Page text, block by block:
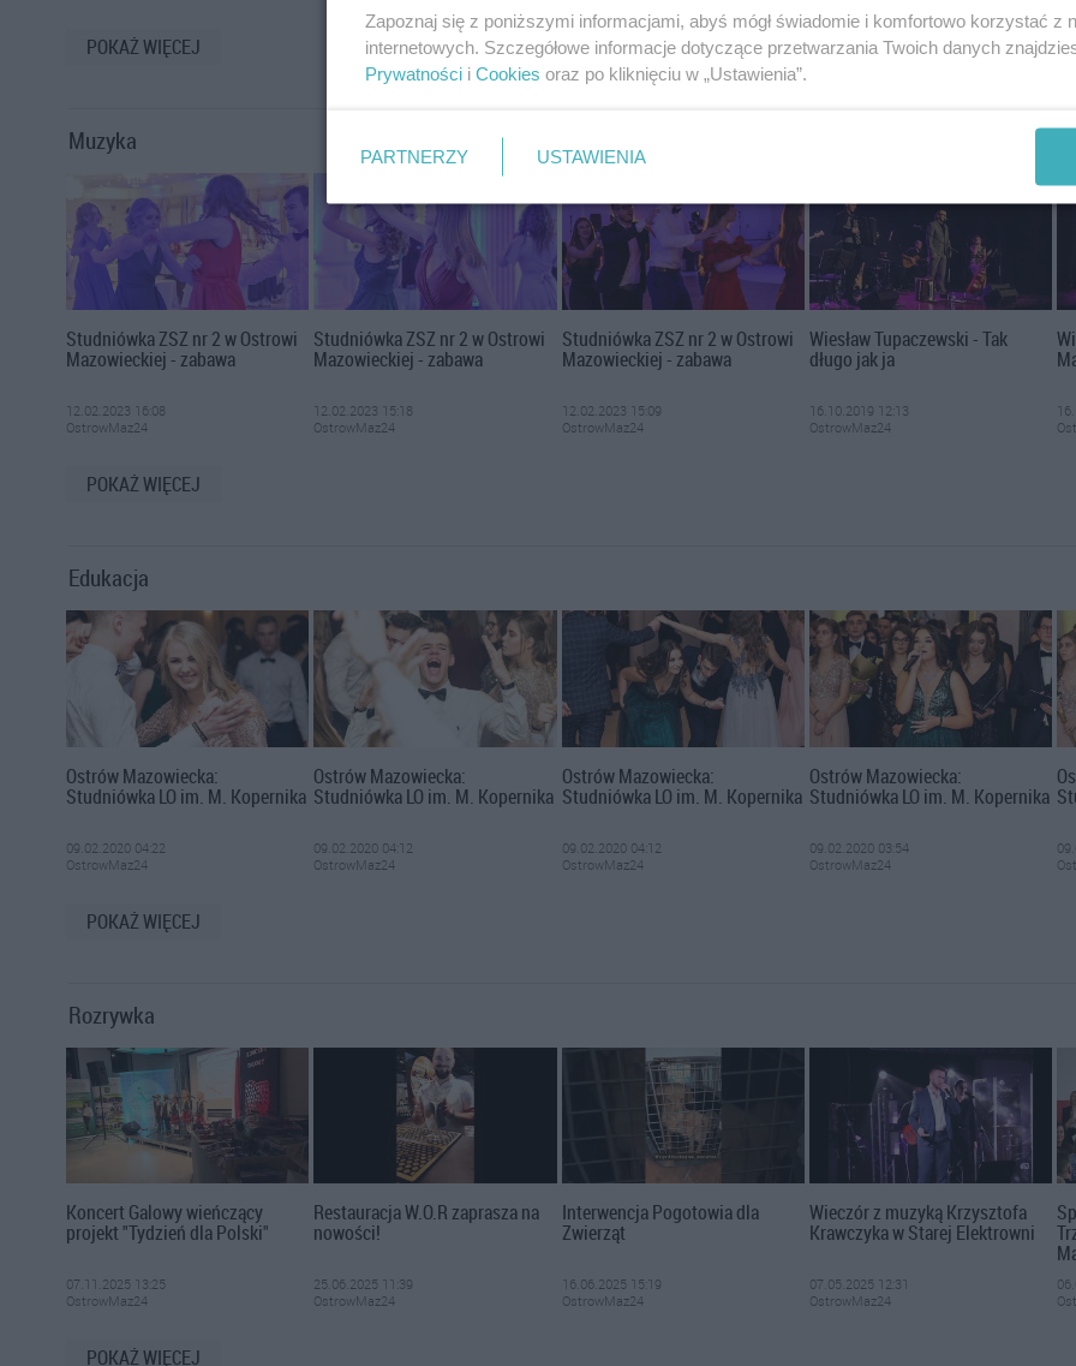
POKAŻ WIĘCEJ
Muzyka
Studniówka ZSZ nr 2 w Ostrowi
Mazowieckiej - zabawa
12.02.2023 16:08
OstrowMaz24
Studniówka ZSZ nr 2 w Ostrowi
Mazowieckiej - zabawa
12.02.2023 15:18
OstrowMaz24
Studniówka ZSZ nr 2 w Ostrowi
Mazowieckiej - zabawa
12.02.2023 15:09
OstrowMaz24
Wiesław Tupaczewski - Tak
długo jak ja
16.10.2019 12:13
OstrowMaz24
POKAŻ WIĘCEJ
Edukacja
Ostrów Mazowiecka:
Studniówka LO im. M. Kopernika
09.02.2020 04:22
OstrowMaz24
Ostrów Mazowiecka:
Studniówka LO im. M. Kopernika
09.02.2020 04:12
OstrowMaz24
Ostrów Mazowiecka:
Studniówka LO im. M. Kopernika
09.02.2020 04:12
OstrowMaz24
Ostrów Mazowiecka:
Studniówka LO im. M. Kopernika
09.02.2020 03:54
OstrowMaz24
POKAŻ WIĘCEJ
Rozrywka
Koncert Galowy wieńczący
projekt "Tydzień dla Polski"
07.11.2025 13:25
OstrowMaz24
Restauracja W.O.R zaprasza na
nowości!
25.06.2025 11:39
OstrowMaz24
Interwencja Pogotowia dla
Zwierząt
16.06.2025 15:19
OstrowMaz24
Wieczór z muzyką Krzysztofa
Krawczyka w Starej Elektrowni
07.05.2025 12:31
OstrowMaz24
POKAŻ WIĘCEJ
Zapoznaj się z poniższymi informacjami, abyś mógł świadomie i komfortowo korzystać z
internetowych. Szczegółowe informacje dotyczące przetwarzania Twoich danych
Prywatności i Cookies oraz po kliknięciu w „Ustawienia”.
PARTNERZY USTAWIENIA